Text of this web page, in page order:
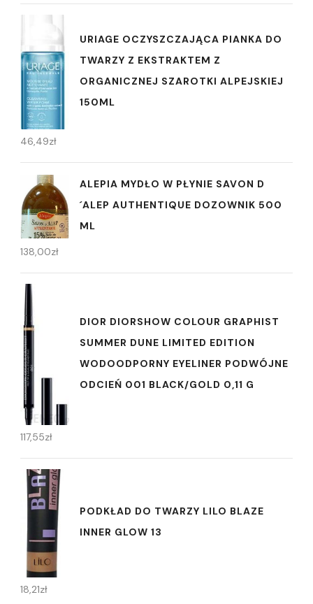
URIAGE OCZYSZCZAJĄCA PIANKA DO
TWARZY Z EKSTRAKTEM Z
ORGANICZNEJ SZAROTKI ALPEJSKIEJ
150ML
46,49zł
ALEPIA MYDŁO W PŁYNIE SAVON D
´ALEP AUTHENTIQUE DOZOWNIK 500
ML
138,00zł
DIOR DIORSHOW COLOUR GRAPHIST
SUMMER DUNE LIMITED EDITION
WODOODPORNY EYELINER PODWÓJNE
ODCIEŃ 001 BLACK/GOLD 0,11 G
117,55zł
PODKŁAD DO TWARZY LILO BLAZE
INNER GLOW 13
18,21zł